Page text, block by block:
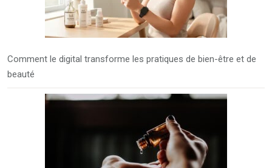
Comment le digital transforme les pratiques de bien-être et de
beauté